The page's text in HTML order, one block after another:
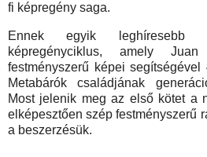
fi képregény saga.
Ennek egyik leghíresebb
képregényciklus, amely
festményszerű képei
Metabárók családjának
Most jelenik meg az első kötet a
elképesztően szép festményszerű
a beszerzésük.